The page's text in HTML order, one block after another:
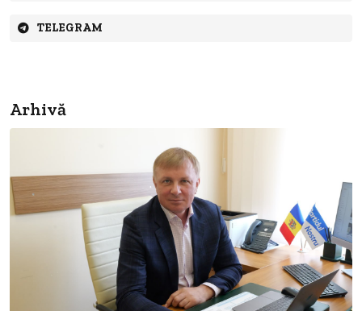
TELEGRAM
Arhivă